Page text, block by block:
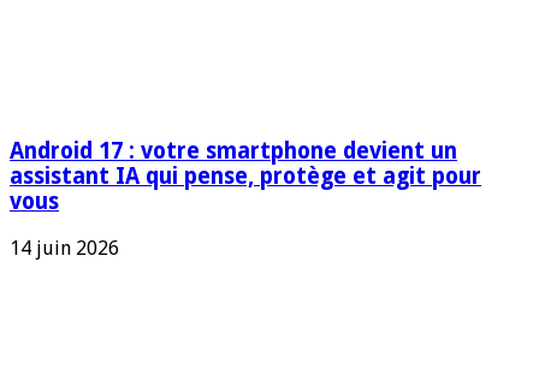
Android 17 : votre smartphone devient un
assistant IA qui pense, protège et agit pour
vous
14 juin 2026